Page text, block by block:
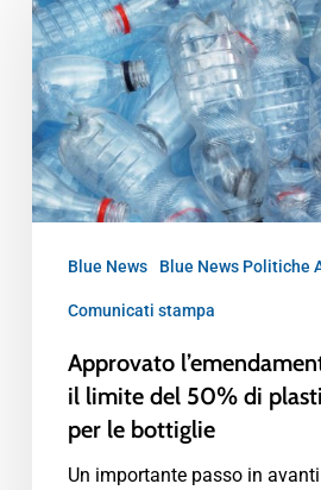
Blue News Blue News Politiche
Comunicati stampa
Approvato
il limite del 50% di
per le bottiglie
Un importante passo in avanti